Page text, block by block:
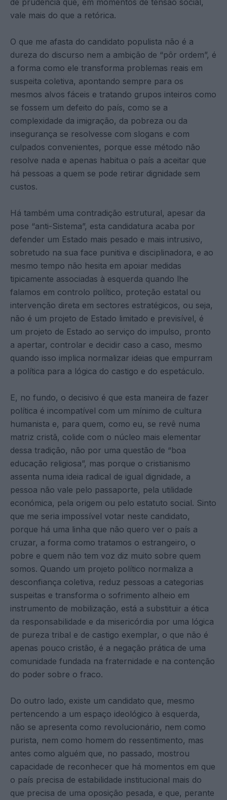
vale mais do que a retórica.
O que me afasta do candidato populista não é a
dureza do discurso nem a ambição de “pôr ordem”, é
a forma como ele transforma problemas reais em
suspeita coletiva, apontando sempre para os
mesmos alvos fáceis e tratando grupos inteiros como
se fossem um defeito do país, como se a
complexidade da imigração, da pobreza ou da
insegurança se resolvesse com slogans e com
culpados convenientes, porque esse método não
resolve nada e apenas habitua o país a aceitar que
há pessoas a quem se pode retirar dignidade sem
custos.
Há também uma contradição estrutural, apesar da
pose “anti-Sistema”, esta candidatura acaba por
defender um Estado mais pesado e mais intrusivo,
sobretudo na sua face punitiva e disciplinadora, e ao
mesmo tempo não hesita em apoiar medidas
tipicamente associadas à esquerda quando lhe
falamos em controlo político, proteção estatal ou
intervenção direta em sectores estratégicos, ou seja,
não é um projeto de Estado limitado e previsível, é
um projeto de Estado ao serviço do impulso, pronto
a apertar, controlar e decidir caso a caso, mesmo
quando isso implica normalizar ideias que empurram
a política para a lógica do castigo e do espetáculo.
E, no fundo, o decisivo é que esta maneira de fazer
política é incompatível com um mínimo de cultura
humanista e, para quem, como eu, se revê numa
matriz cristã, colide com o núcleo mais elementar
dessa tradição, não por uma questão de “boa
educação religiosa”, mas porque o cristianismo
assenta numa ideia radical de igual dignidade, a
pessoa não vale pelo passaporte, pela utilidade
económica, pela origem ou pelo estatuto social. Sinto
que me seria impossível votar neste candidato,
porque há uma linha que não quero ver o país a
cruzar, a forma como tratamos o estrangeiro, o
pobre e quem não tem voz diz muito sobre quem
somos. Quando um projeto político normaliza a
desconfiança coletiva, reduz pessoas a categorias
suspeitas e transforma o sofrimento alheio em
instrumento de mobilização, está a substituir a ética
da responsabilidade e da misericórdia por uma lógica
de pureza tribal e de castigo exemplar, o que não é
apenas pouco cristão, é a negação prática de uma
comunidade fundada na fraternidade e na contenção
do poder sobre o fraco.
Do outro lado, existe um candidato que, mesmo
pertencendo a um espaço ideológico à esquerda,
não se apresenta como revolucionário, nem como
purista, nem como homem do ressentimento, mas
antes como alguém que, no passado, mostrou
capacidade de reconhecer que há momentos em que
o país precisa de estabilidade institucional mais do
que precisa de uma oposição pesada, e que, perante